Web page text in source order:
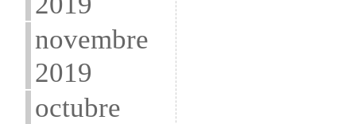
novembre
2019
octubre